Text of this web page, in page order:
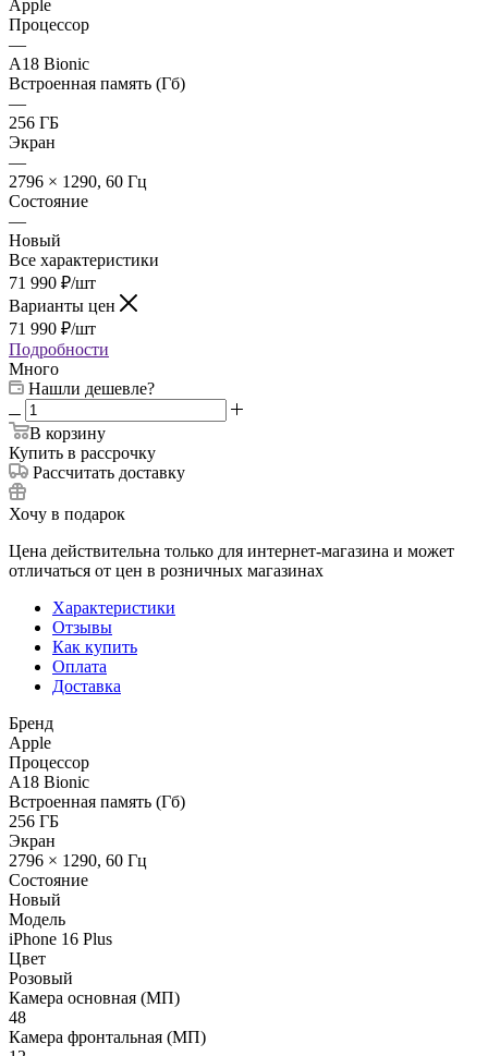
Apple
Процессор
—
A18 Bionic
Встроенная память (Гб)
—
256 ГБ
Экран
—
2796 × 1290, 60 Гц
Состояние
—
Новый
Все характеристики
71 990 ₽/шт
Варианты цен
71 990 ₽/шт
Подробности
Много
Нашли дешевле?
В корзину
Купить в рассрочку
Рассчитать доставку
Хочу в подарок
Цена действительна только для интернет-магазина и может
отличаться от цен в розничных магазинах
Характеристики
Отзывы
Как купить
Оплата
Доставка
Бренд
Apple
Процессор
A18 Bionic
Встроенная память (Гб)
256 ГБ
Экран
2796 × 1290, 60 Гц
Состояние
Новый
Модель
iPhone 16 Plus
Цвет
Розовый
Камера основная (МП)
48
Камера фронтальная (МП)